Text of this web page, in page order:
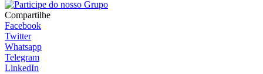
Compartilhe
Facebook
Twitter
Whatsapp
Telegram
LinkedIn